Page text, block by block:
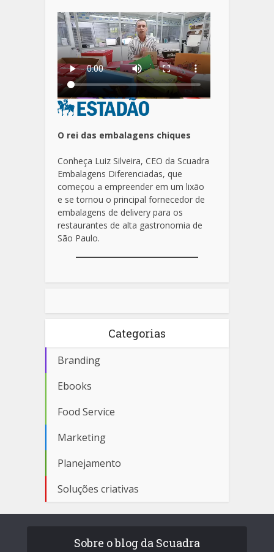
O rei das embalagens chiques
Conheça Luiz Silveira, CEO da Scuadra
Embalagens Diferenciadas, que
começou a empreender em um lixão
e se tornou o principal fornecedor de
embalagens de delivery para os
restaurantes de alta gastronomia de
São Paulo.
Categorias
Branding
Ebooks
Food Service
Marketing
Planejamento
Soluções criativas
Sobre o blog da Scuadra